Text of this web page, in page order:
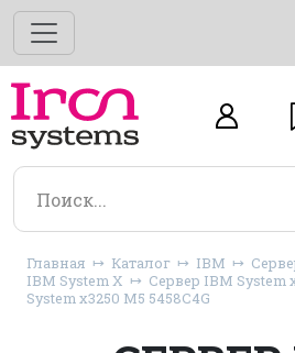
Главная Каталог IBM
IBM System X
Сервер IBM System
System x3250 M5 5458C4G